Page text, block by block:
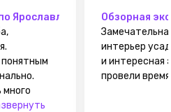
Ярославлю и посещение
понятным
много
Обзорная
интерьер
и интересная
провели